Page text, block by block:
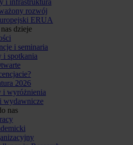
rozwój
ERUA
dzieje
i seminaria
i spotkania
2026
i wyróżnienia
wydawnicze
nas